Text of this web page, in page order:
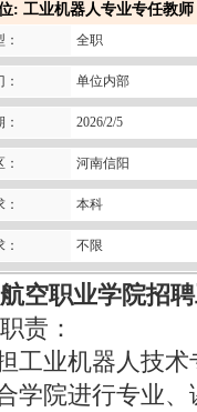
: 工业机器人专业专任教师
全职
单位内部
2026/2/5
河南信阳
本科
不限
空职业学院招
责：
工业机器人技
学院进行专业